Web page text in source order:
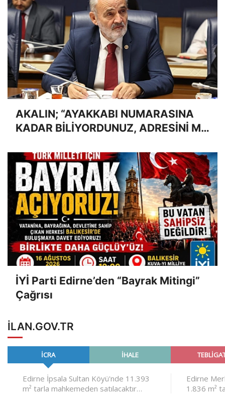
AKALIN; “AYAKKABI NUMARASINA
KADAR BİLİYORDUNUZ, ADRESİNİ Mİ
İYİ Parti Edirne’den “Bayrak Mitingi”
Çağrısı
ILAN.GOV.TR